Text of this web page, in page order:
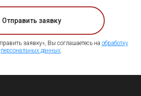
Отправить заявку
заявку», Вы соглашаетесь на обработку
персональных данных.